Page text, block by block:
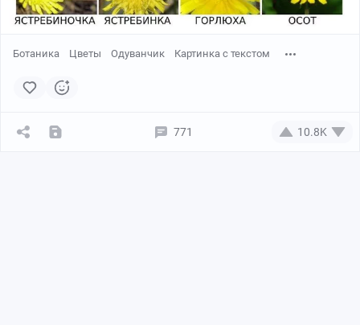
Ботаника Цветы Одуванчик Картинка с текстом
771 10.8K